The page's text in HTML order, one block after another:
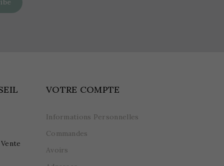
VOTRE COMPTE
Informations Personnelles
Commandes
Avoirs